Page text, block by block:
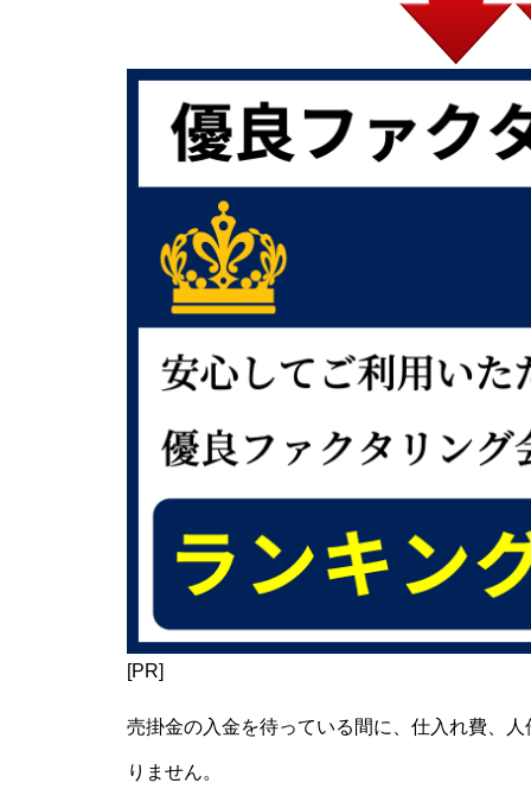
[PR]
売掛金の入金を待っている間に、仕入れ費、
りません。